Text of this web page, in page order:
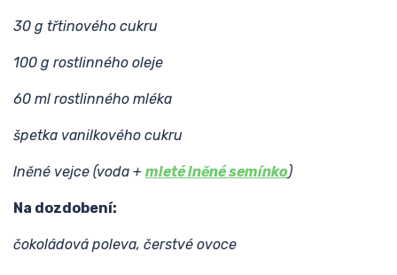
30 g třtinového cukru
100 g rostlinného oleje
60 ml rostlinného mléka
špetka vanilkového cukru
lněné vejce (voda + mleté lněné semínko)
Na dozdobení:
čokoládová poleva, čerstvé ovoce